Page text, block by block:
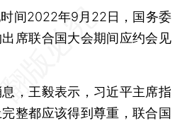
间2022年9月22日，国务委
席联合国大会期间应约会见
王毅表示，习近平主席指
整都应该得到尊重，联合国